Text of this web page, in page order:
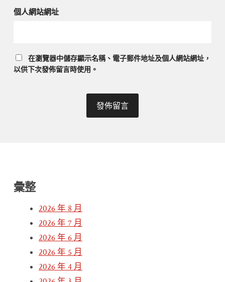
個人網站網址
在瀏覽器中儲存顯示名稱、電子郵件地址及個人網站網址，
以供下次發佈留言時使用。
彙整
2026 年 8 月
2026 年 7 月
2026 年 6 月
2026 年 5 月
2026 年 4 月